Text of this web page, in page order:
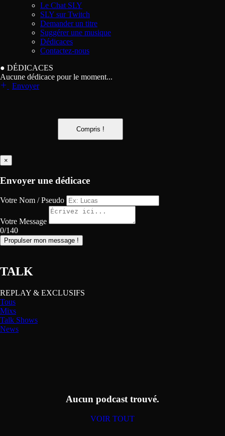
Le Chat SLY
SLY sur Twitch
Demander un titre
Suggérer une musique
Dédicaces
Contactez-nous
● DÉDICACES
Aucune dédicace pour le moment...
Envoyer
Compris !
×
Envoyer une dédicace
Votre Nom / Pseudo
Votre Message
0/140
Propulser mon message !
TALK
REPLAY & EXCLUSIFS
Tous
Mixs
Talk Shows
News
Aucun podcast trouvé.
VOIR TOUT